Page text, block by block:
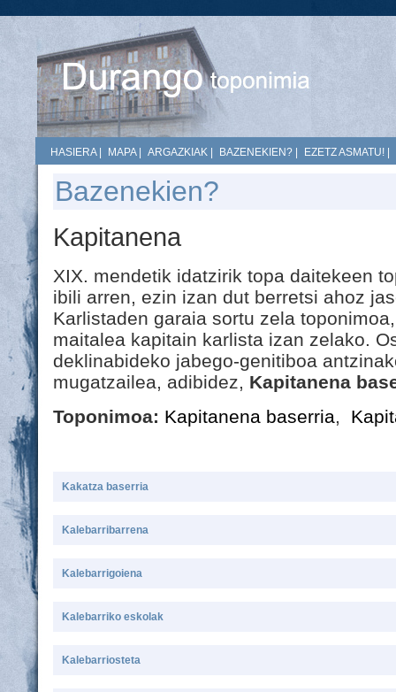
HASIERA| MAPA| ARGAZKIAK BAZENEKIEN? EZETZ ASMATU!
Bazenekien?
Kapitanena
XIX. mendetik idatzirik topa daitekeen
ibili arren, ezin izan dut berretsi ahoz
Karlistaden garaia sortu zela
maitalea kapitain karlista izan zelako.
deklinabideko jabego-genitiboa
mugatzailea, adibidez, Kapitanena
Toponimoa: Kapitanena baserria,
Kakatza baserria
Kalebarribarrena
Kalebarrigoiena
Kalebarriko eskolak
Kalebarriosteta